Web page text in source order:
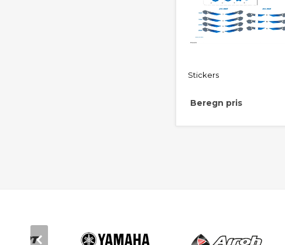
Stickers
Beregn pris